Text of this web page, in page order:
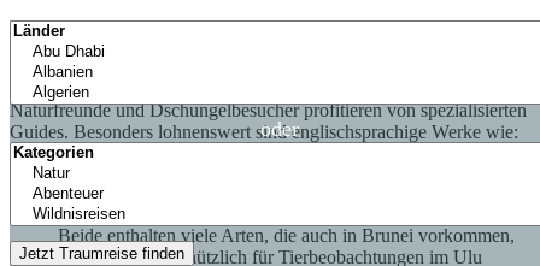
oder
Natur & Biodiversität
Naturfreunde und Dschungelbesucher profitieren von spezialisierten
Guides. Besonders lohnenswert sind englischsprachige Werke wie:
„A Field Guide to the Mammals of Borneo“
„Birds of Borneo“
Beide enthalten viele Arten, die auch in Brunei vorkommen,
und sind äußerst nützlich für Tierbeobachtungen im Ulu